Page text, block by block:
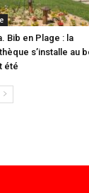
Bib en Plage : la
s’installe au
été